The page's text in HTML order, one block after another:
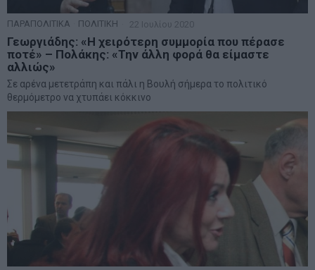
ΠΑΡΑΠΟΛΙΤΙΚΑ ΠΟΛΙΤΙΚΗ 22 Ιουλίου 2020
Γεωργιάδης: «Η χειρότερη συμμορία που πέρασε
ποτέ» – Πολάκης: «Την άλλη φορά θα είμαστε
αλλιώς»
Σε αρένα μετετράπη και πάλι η Βουλή σήμερα το πολιτικό
θερμόμετρο να χτυπάει κόκκινο